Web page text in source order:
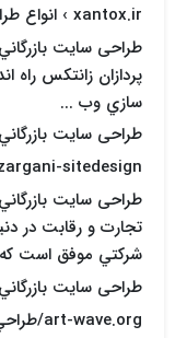
xantox.ir › انواع طراحي وب سايت
طراحی سایت
پردازان زانتکس
سازي وب ...
طراحی سایت بازرگاني
sitedesign/
طراحی سایت
تجارت و رقابت در
شرکتي موفق است که
طراحی سایت
art-wave.org/طراحي-سايت-بازرگاني